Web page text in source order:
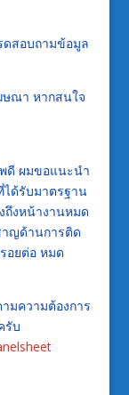
ดสอบถามข้อมูล
ษณา หากสนใจ
ดี ผมขอแนะนำ
ได้รับมาตรฐาน
ถึงหน้างานหมด
าญด้านการติด
อยต่อ หมด
มความต้องการ
รับ